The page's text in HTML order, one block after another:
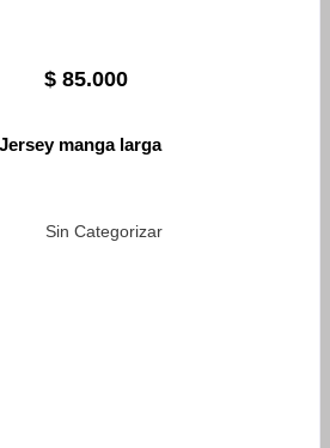
$ 85.000
Jersey manga larga
Sin Categorizar